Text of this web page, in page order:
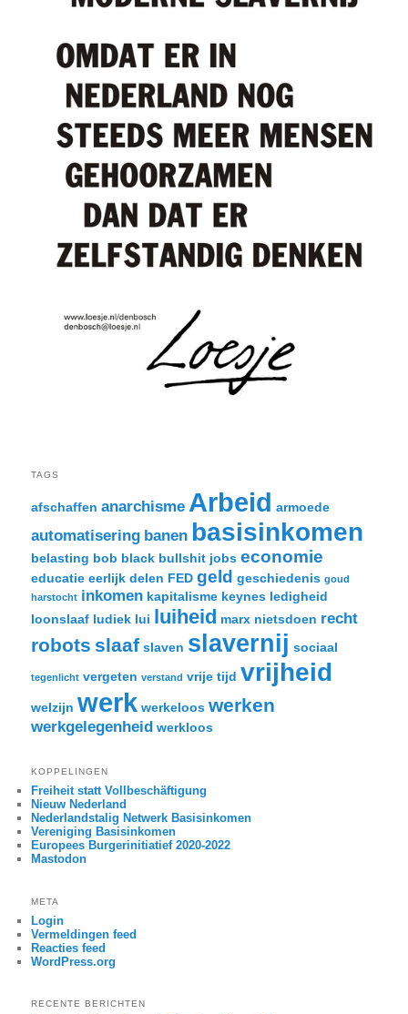
TAGS
afschaffen anarchisme Arbeid armoede
automatisering banen basisinkomen
belasting bob black bullshit jobs economie
educatie eerlijk delen FED geld geschiedenis goud
harstocht inkomen kapitalisme keynes ledigheid
loonslaaf ludiek lui luiheid marx nietsdoen recht
robots slaaf slaven slavernij sociaal
tegenlicht vergeten verstand vrije tijd vrijheid
welzijn werk werkeloos werken
werkgelegenheid werkloos
KOPPELINGEN
Freiheit statt Vollbeschäftigung
Nieuw Nederland
Nederlandstalig Netwerk Basisinkomen
Vereniging Basisinkomen
Europees Burgerinitiatief 2020-2022
Mastodon
META
Login
Vermeldingen feed
Reacties feed
WordPress.org
RECENTE BERICHTEN